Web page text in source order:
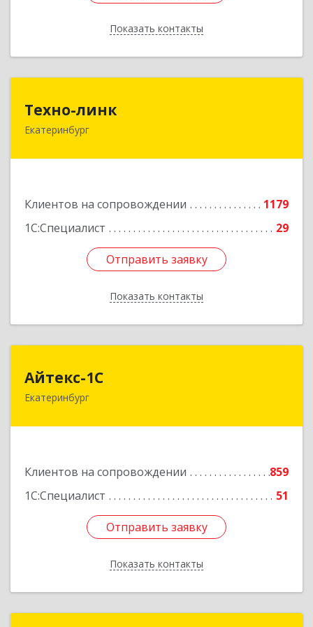
Показать контакты
Назад
Техно-линк
Екатеринбург
Клиентов на сопровождении
1179
1С:Специалист
29
Отправить заявку
Показать контакты
620000, Свердловская обл, Екатеринбург г,
Отправить заявку
Назад
Айтекс-1С
Екатеринбург
Клиентов на сопровождении
859
1С:Специалист
51
Отправить заявку
Показать контакты
620041, Свердловская обл, Екатеринбург г,
Отправить заявку
Назад